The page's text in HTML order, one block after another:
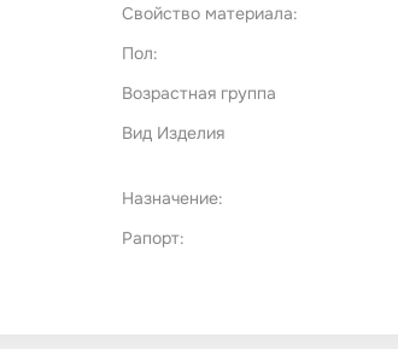
Свойство материала:
Пол:
Возрастная группа
Вид Изделия
Назначение:
Рапорт: